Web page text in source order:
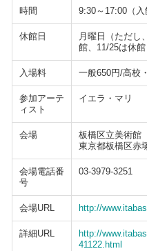
時間 9:30～17:00（入
休館日
月曜日（ただし
館、11/25は休
入場料 一般650円/高校
参加アーテ
ィスト
イエラ・マリ
会場
板橋区立美術館
東京都板橋区赤
会場電話番
号
03-3979-3251
会場URL http://
詳細URL
http://
41122.html